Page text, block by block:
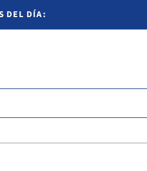
DEL DÍA: